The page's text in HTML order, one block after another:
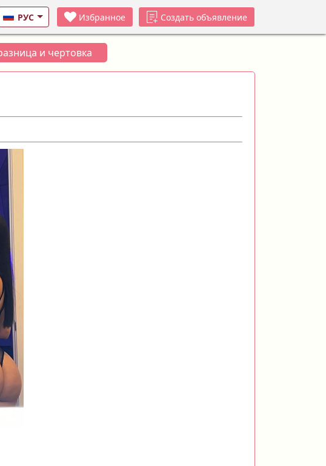
РУС Избранное Создать объявление
и чертовка